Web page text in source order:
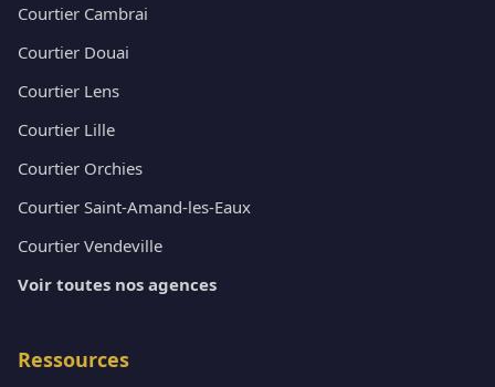
Courtier Cambrai
Courtier Douai
Courtier Lens
Courtier Lille
Courtier Orchies
Courtier Saint-Amand-les-Eaux
Courtier Vendeville
Voir toutes nos agences
Ressources